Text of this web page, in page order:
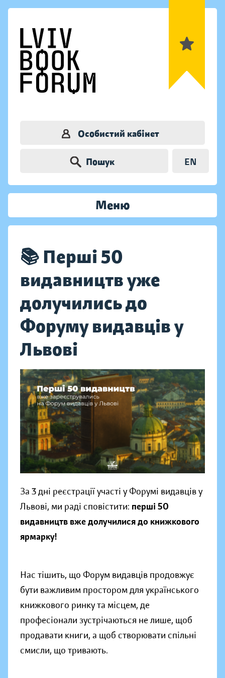
Особистий кабінет
Пошук EN
Меню
📚 Перші 50
видавництв уже
долучились до
Форуму видавців у
Львові
За 3 дні реєстрації участі у Форумі видавців у
Львові, ми раді сповістити: перші 50
видавництв вже долучилися до книжкового
ярмарку!
Нас тішить, що Форум видавців продовжує
бути важливим простором для українського
книжкового ринку та місцем, де
професіонали зустрічаються не лише, щоб
продавати книги, а щоб створювати спільні
смисли, що тривають.